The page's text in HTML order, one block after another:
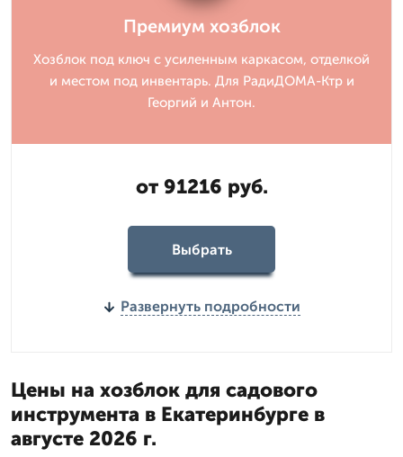
Премиум хозблок
Хозблок под ключ с усиленным каркасом, отделкой
и местом под инвентарь. Для РадиДОМА-Ктр и
Георгий и Антон.
от 91216 руб.
Выбрать
Развернуть подробности
Цены на хозблок для садового
инструмента в Екатеринбурге в
августе 2026 г.